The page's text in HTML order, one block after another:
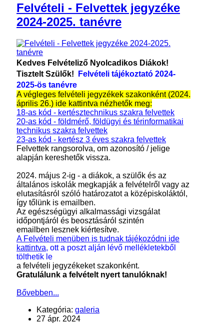
Felvételi - Felvettek jegyzéke
2024-2025. tanévre
Kedves Felvételiző Nyolcadikos Diákok!
Tisztelt Szülők!
Felvételi tájékoztató 2024-
2025-ös tanévre
A végleges felvételi jegyzékek szakonként (2024.
április 26.) ide kattintva nézhetők meg:
18-as kód - kertésztechnikus szakra felvettek
20-as kód - földmérő, földügyi és térinformatikai
technikus szakra felvettek
23-as kód - kertész 3 éves szakra felvettek
Felvettek rangsorolva, om azonosító / jelige
alapján kereshetők vissza.
2024. május 2-ig - a diákok, a szülők és az
általános iskolák megkapják a felvételről vagy az
elutasításról szóló határozatot a középiskoláktól,
így tőlünk is emailben.
Az egészségügyi alkalmassági vizsgálat
időpontjáról és beosztásáról szintén
emailben lesznek kiértesítve.
A Felvételi menüben is tudnak tájékozódni ide
kattintva, ott a poszt alján lévő mellékletekből
tölthetik le
a felvételi jegyzékeket szakonként.
Gratulálunk a felvételt nyert tanulóknak!
Bővebben...
Kategória: galeria
27 ápr. 2024